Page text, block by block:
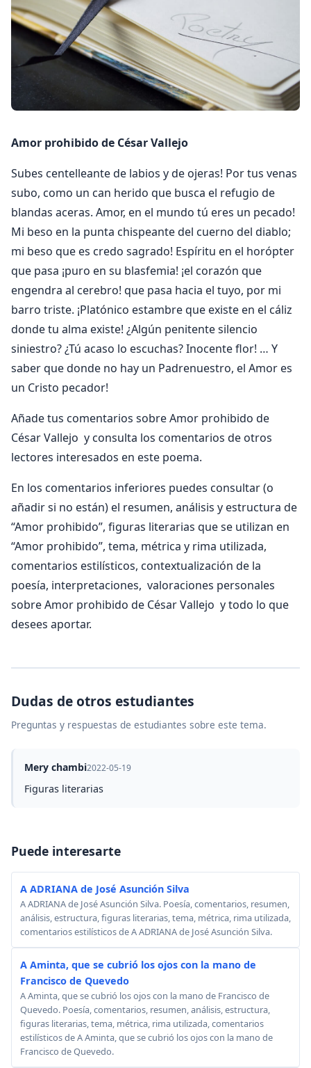
Amor prohibido de César Vallejo
Subes centelleante de labios y de ojeras! Por tus venas
subo, como un can herido que busca el refugio de
blandas aceras. Amor, en el mundo tú eres un pecado!
Mi beso en la punta chispeante del cuerno del diablo;
mi beso que es credo sagrado! Espíritu en el horópter
que pasa ¡puro en su blasfemia! ¡el corazón que
engendra al cerebro! que pasa hacia el tuyo, por mi
barro triste. ¡Platónico estambre que existe en el cáliz
donde tu alma existe! ¿Algún penitente silencio
siniestro? ¿Tú acaso lo escuchas? Inocente flor! … Y
saber que donde no hay un Padrenuestro, el Amor es
un Cristo pecador!
Añade tus comentarios sobre Amor prohibido de
César Vallejo y consulta los comentarios de otros
lectores interesados en este poema.
En los comentarios inferiores puedes consultar (o
añadir si no están) el resumen, análisis y estructura de
“Amor prohibido”, figuras literarias que se utilizan en
“Amor prohibido”, tema, métrica y rima utilizada,
comentarios estilísticos, contextualización de la
poesía, interpretaciones, valoraciones personales
sobre Amor prohibido de César Vallejo y todo lo que
desees aportar.
Dudas de otros estudiantes
Preguntas y respuestas de estudiantes sobre este tema.
Mery chambi2022-05-19
Figuras literarias
Puede interesarte
A ADRIANA de José Asunción Silva
A ADRIANA de José Asunción Silva. Poesía, comentarios, resumen,
análisis, estructura, figuras literarias, tema, métrica, rima utilizada,
comentarios estilísticos de A ADRIANA de José Asunción Silva.
A Aminta, que se cubrió los ojos con la mano de
Francisco de Quevedo
A Aminta, que se cubrió los ojos con la mano de Francisco de
Quevedo. Poesía, comentarios, resumen, análisis, estructura,
figuras literarias, tema, métrica, rima utilizada, comentarios
estilísticos de A Aminta, que se cubrió los ojos con la mano de
Francisco de Quevedo.